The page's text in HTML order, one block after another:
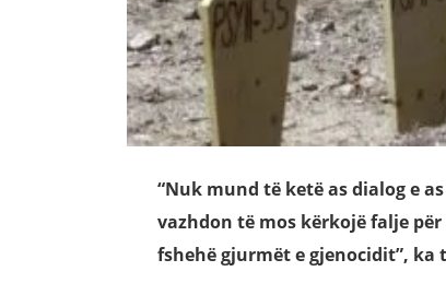
“Nuk mund të ketë as dialog e
vazhdon të mos kërkojë falje
fshehë gjurmët e gjenocidit”,